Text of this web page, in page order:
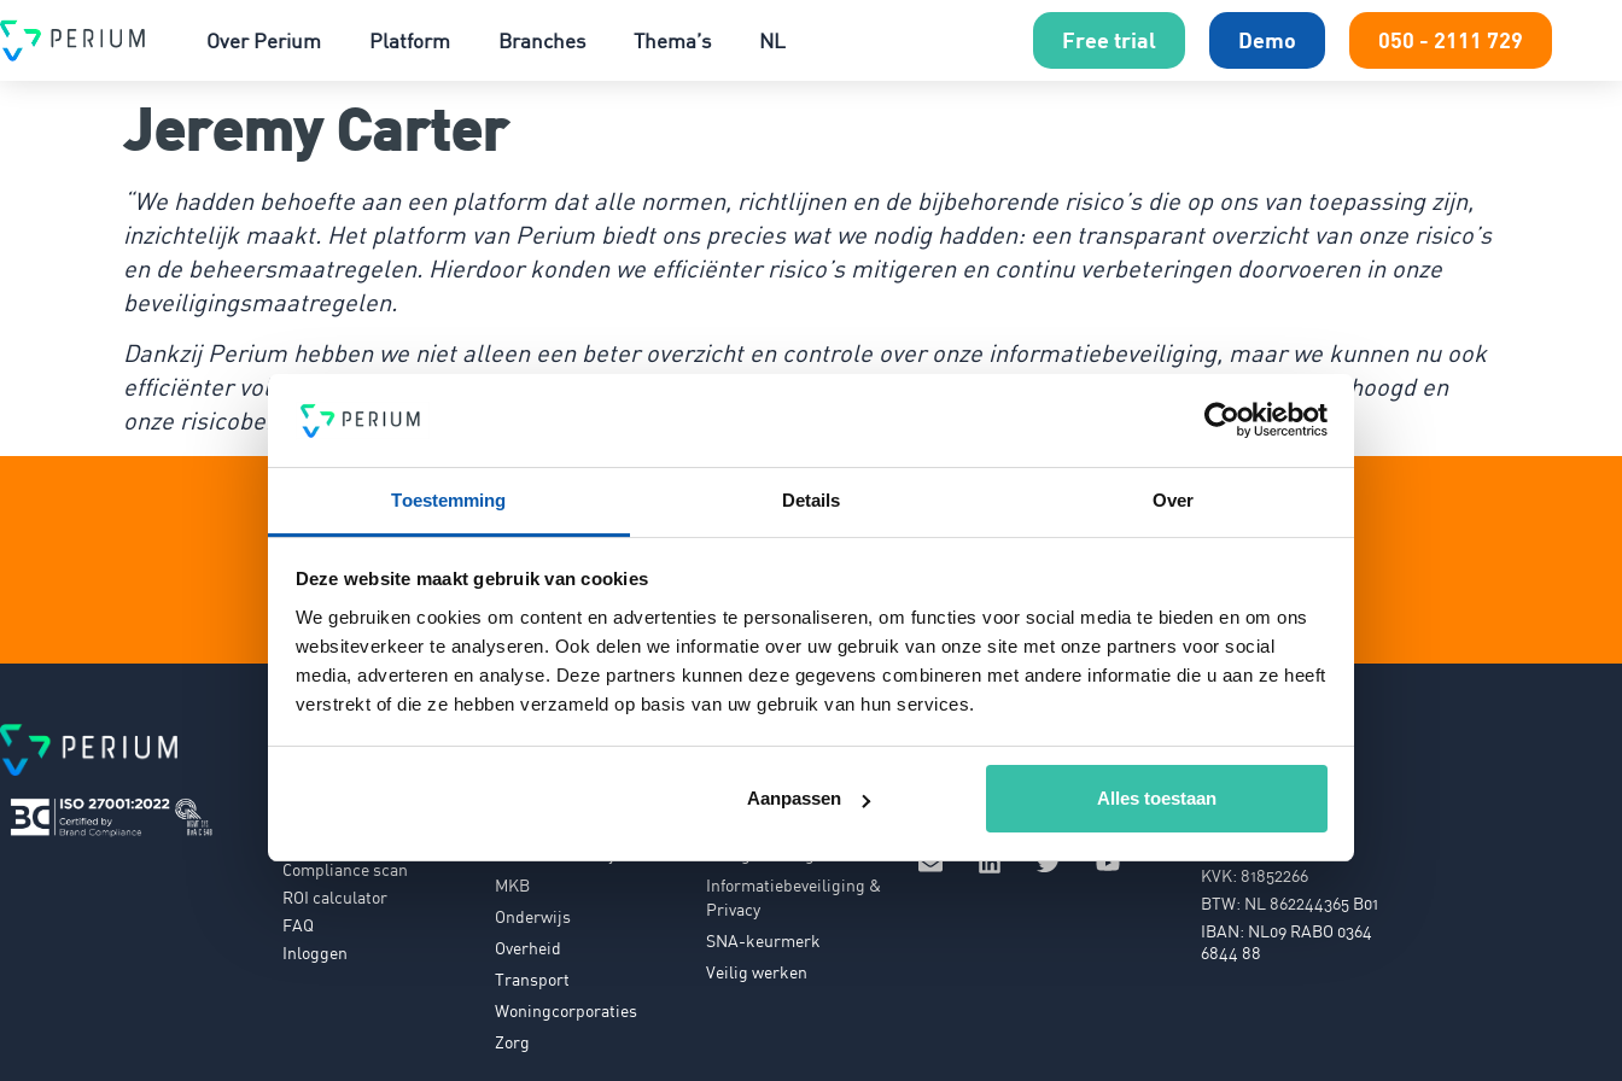
Toestemming Details Over
Deze website maakt gebruik van cookies
We gebruiken cookies om content en advertenties te personaliseren, om functies voor social media te bieden en om ons
websiteverkeer te analyseren. Ook delen we informatie over uw gebruik van onze site met onze partners voor social
media, adverteren en analyse. Deze partners kunnen deze gegevens combineren met andere informatie die u aan ze heeft
verstrekt of die ze hebben verzameld op basis van uw gebruik van hun services.
Aanpassen Alles toestaan
Over Perium Platform Branches Thema’s NL Free trial Demo 050 - 2111 729
Jeremy Carter
“We hadden behoefte aan een platform dat alle normen, richtlijnen en de bijbehorende risico’s die op ons van toepassing zijn,
inzichtelijk maakt. Het platform van Perium biedt ons precies wat we nodig hadden: een transparant overzicht van onze risico’s
en de beheersmaatregelen. Hierdoor konden we efficiënter risico’s mitigeren en continu verbeteringen doorvoeren in onze
beveiligingsmaatregelen.
Dankzij Perium hebben we niet alleen een beter overzicht en controle over onze informatiebeveiliging, maar we kunnen nu ook
efficiënter voldoen aan de strenge eisen van het HKZ-kwaliteitskeurmerk. Dit heeft onze efficiëntie aanzienlijk verhoogd en
onze risicobeheersing naar een hoger niveau getild.”
Bel ons voor meer informatie
050 - 21 11 729
Compliance scan
ROI calculator
FAQ
Inloggen
MKB
Onderwijs
Overheid
Transport
Woningcorporaties
Zorg
Artificial Intelligence (AI)
Informatiebeveiliging &
Privacy
SNA-keurmerk
Veilig werken
KVK: 81852266
BTW: NL 862244365 B01
IBAN: NL09 RABO 0364
6844 88